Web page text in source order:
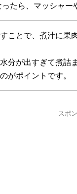
たら、マッシャー
ことで、煮汁に果
分が出すぎて煮詰
がポイントです。
スポ